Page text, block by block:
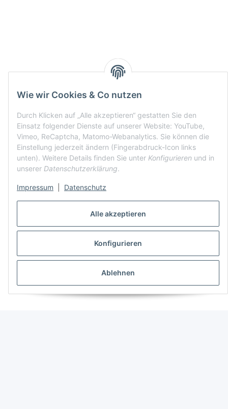
Alle akzeptieren
Konfigurieren
Ablehnen
Wie wir Cookies & Co nutzen
Durch Klicken auf „Alle akzeptieren“ gestatten Sie den
Einsatz folgender Dienste auf unserer Website: YouTube,
Vimeo, ReCaptcha, Matomo-Webanalytics. Sie können die
Einstellung jederzeit ändern (Fingerabdruck-Icon links
unten). Weitere Details finden Sie unter Konfigurieren und in
unserer Datenschutzerklärung.
Impressum Datenschutz